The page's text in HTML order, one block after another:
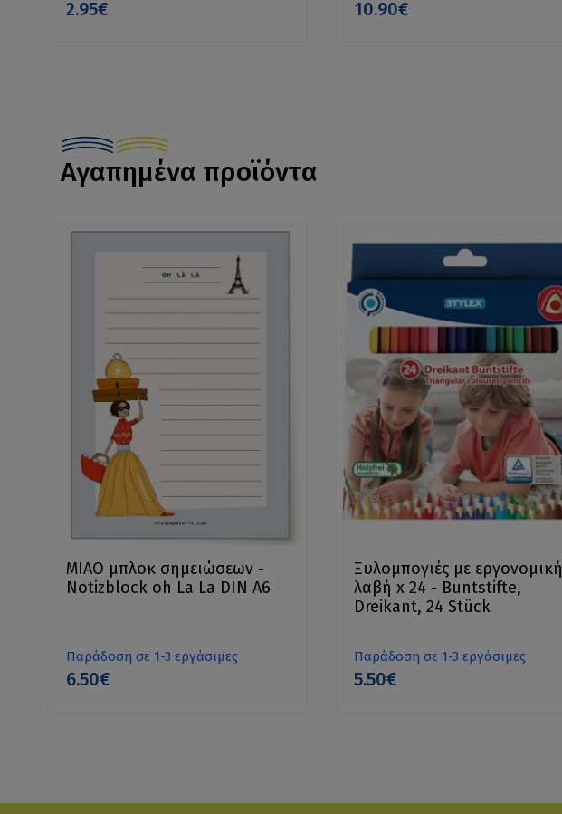
2.95€ 10.90€
Αγαπημένα προϊόντα
MIAO μπλοκ σημειώσεων -
Notizblock oh La La DIN A6
Παράδοση σε 1-3 εργάσιμες
6.50€
Ξυλομπογιές με εργονομική
λαβή x 24 - Buntstifte,
Dreikant, 24 Stück
Παράδοση σε 1-3 εργάσιμες
5.50€